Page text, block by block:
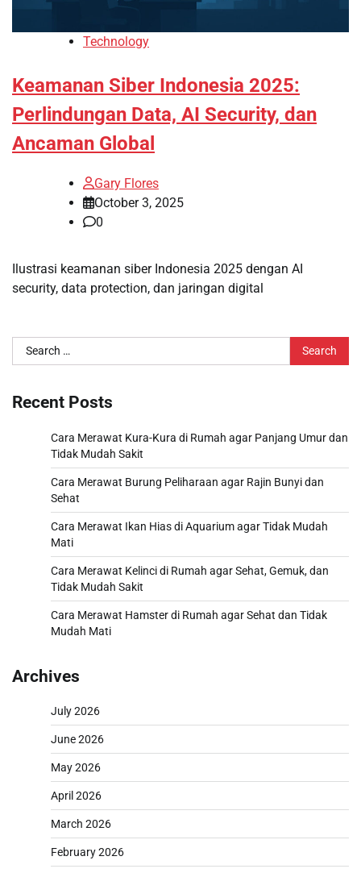
Technology
Keamanan Siber Indonesia 2025:
Perlindungan Data, AI Security, dan
Ancaman Global
Gary Flores
October 3, 2025
0
Ilustrasi keamanan siber Indonesia 2025 dengan AI
security, data protection, dan jaringan digital
Search
for:
Recent Posts
Cara Merawat Kura-Kura di Rumah agar Panjang Umur dan
Tidak Mudah Sakit
Cara Merawat Burung Peliharaan agar Rajin Bunyi dan
Sehat
Cara Merawat Ikan Hias di Aquarium agar Tidak Mudah
Mati
Cara Merawat Kelinci di Rumah agar Sehat, Gemuk, dan
Tidak Mudah Sakit
Cara Merawat Hamster di Rumah agar Sehat dan Tidak
Mudah Mati
Archives
July 2026
June 2026
May 2026
April 2026
March 2026
February 2026